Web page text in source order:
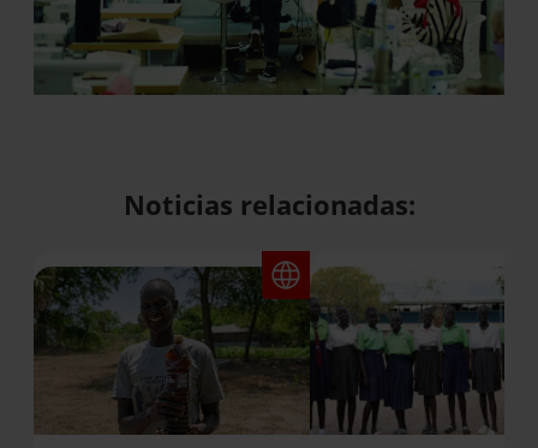
Noticias relacionadas: